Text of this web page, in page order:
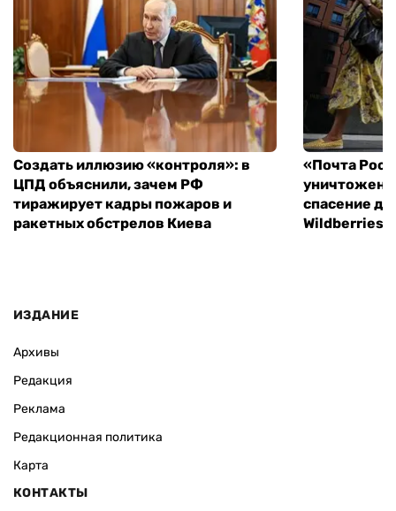
Создать иллюзию «контроля»: в
ЦПД объяснили, зачем РФ
тиражирует кадры пожаров и
ракетных обстрелов Киева
«Почта
спасение
Wildberries
ИЗДАНИЕ
Архивы
Редакция
Реклама
Редакционная политика
Карта
КОНТАКТЫ